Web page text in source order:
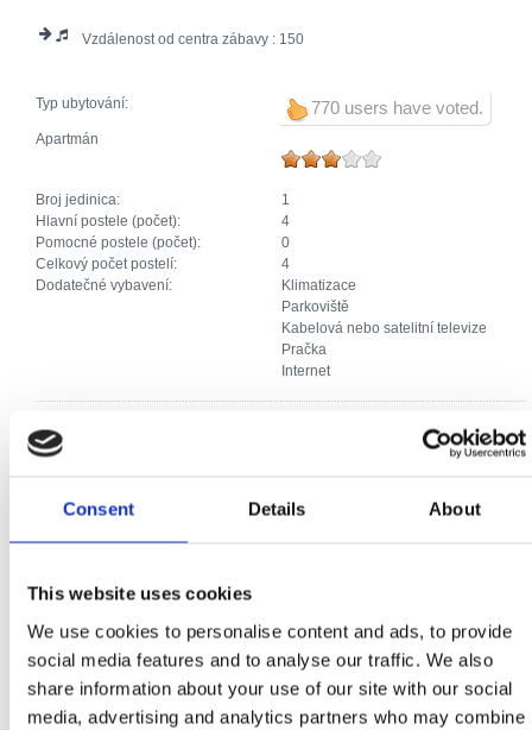
Consent Details About
This website uses cookies
We use cookies to personalise content and ads, to provide
social media features and to analyse our traffic. We also
share information about your use of our site with our social
media, advertising and analytics partners who may combine
Vzdálenost od centra zábavy : 150
770 users have voted.
Typ ubytování:
Apartmán
Broj jedinica:
1
Hlavní postele (počet):
4
Pomocné postele (počet):
0
Celkový počet postelí:
4
Dodatečné vybavení:
Klimatizace
Parkoviště
Kabelová nebo satelitní televize
Pračka
Internet
Apartmán
Broj jedinica:
1
Hlavní postele (počet):
2
Pomocné postele (počet):
Dodatečné vybavení:
Kabelová nebo satelitní televize
Internet